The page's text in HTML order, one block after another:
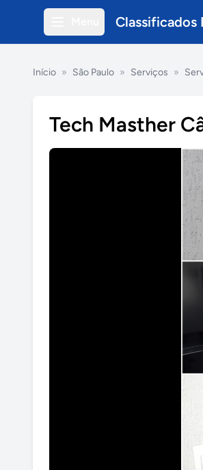
Classificados
Início » São Paulo » Serviços »
Tech Masther